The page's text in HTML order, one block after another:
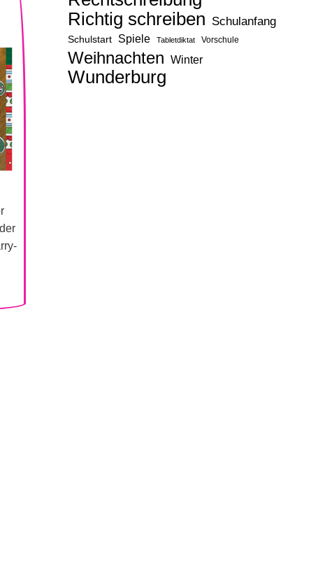
Richtig schreiben Schulanfang
Schulstart Spiele Tabletdiktat Vorschule
Weihnachten Winter
Wunderburg